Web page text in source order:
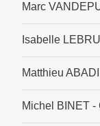
Marc
Isabelle
Matthieu
Michel BINET -